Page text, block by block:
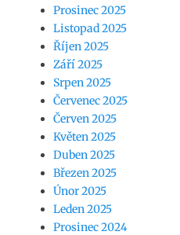
Prosinec 2025
Listopad 2025
Říjen 2025
Září 2025
Srpen 2025
Červenec 2025
Červen 2025
Květen 2025
Duben 2025
Březen 2025
Únor 2025
Leden 2025
Prosinec 2024